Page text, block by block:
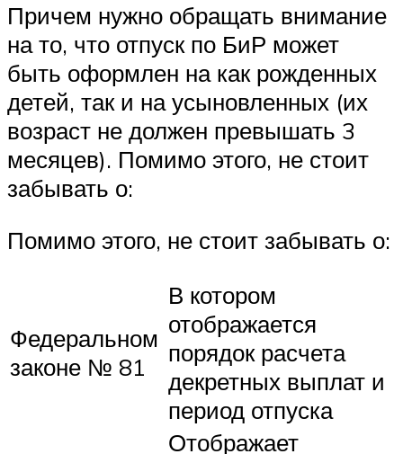
Причем нужно обращать внимание
на то, что отпуск по БиР может
быть оформлен на как рожденных
детей, так и на усыновленных (их
возраст не должен превышать 3
месяцев). Помимо этого, не стоит
забывать о:
Помимо этого, не стоит забывать о:
Федеральном
законе № 81
В котором
отображается
порядок расчета
декретных выплат и
период отпуска
Отображает